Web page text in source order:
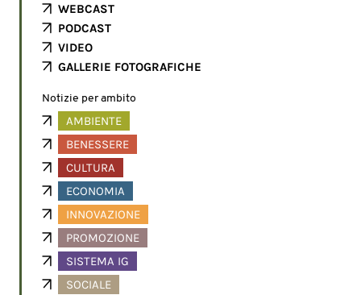
WEBCAST
PODCAST
VIDEO
GALLERIE FOTOGRAFICHE
Notizie per ambito
AMBIENTE
BENESSERE
CULTURA
ECONOMIA
INNOVAZIONE
PROMOZIONE
SISTEMA IG
SOCIALE